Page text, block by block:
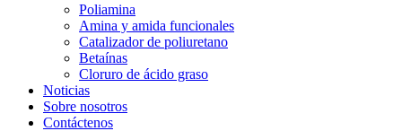
Poliamina
Amina y amida funcionales
Catalizador de poliuretano
Betaínas
Cloruro de ácido graso
Noticias
Sobre nosotros
Contáctenos